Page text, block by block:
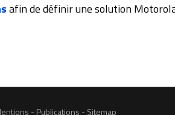
afin de définir une solution
-Publications -Sitemap